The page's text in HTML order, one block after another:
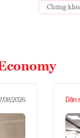
Chứng
08/2026 Dân